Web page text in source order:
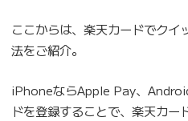
ここからは、楽天カードでクイ
法をご紹介。
iPhoneならApple Pay、
ドを登録することで、楽天カー